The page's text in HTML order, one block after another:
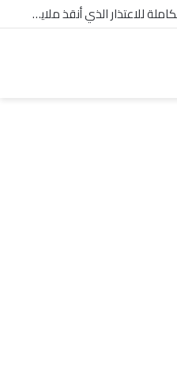
إذا أخطأنا سامحونا”.. القصة الكاملة للاعتذار الذي أنقذ ملايين “إعمار” في الساحل الشمالي